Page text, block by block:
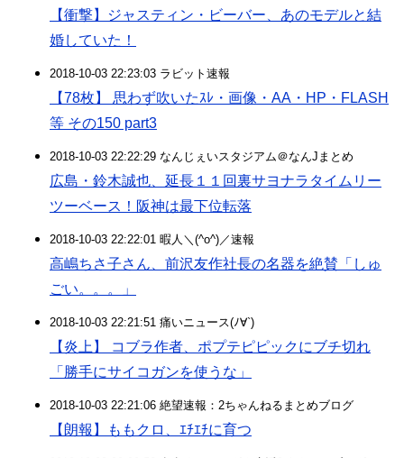
【衝撃】ジャスティン・ビーバー、あのモデルと結
婚していた！
2018-10-03 22:23:03 ラビット速報
【78枚】 思わず吹いたｽﾚ・画像・AA・HP・FLASH
等 その150 part3
2018-10-03 22:22:29 なんじぇいスタジアム＠なんJまとめ
広島・鈴木誠也、延長１１回裏サヨナラタイムリー
ツーベース！阪神は最下位転落
2018-10-03 22:22:01 暇人＼(^o^)／速報
高嶋ちさ子さん、前沢友作社長の名器を絶賛「しゅ
ごい。。。」
2018-10-03 22:21:51 痛いニュース(ﾉ∀`)
【炎上】 コブラ作者、ポプテピピックにブチ切れ
「勝手にサイコガンを使うな」
2018-10-03 22:21:06 絶望速報：2ちゃんねるまとめブログ
【朗報】ももクロ、ｴﾁｴﾁに育つ